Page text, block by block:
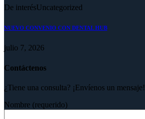
De interésUncategorized
NUEVO CONVENIO CON DENTAL HUB
julio 7, 2026
Contáctenos
¿Tiene una consulta? ¡Envíenos un mensaje!
Nombre (requerido)